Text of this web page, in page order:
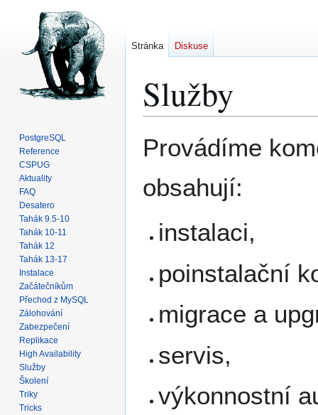
Služby
na
na
Provádíme
obsahují:
instalaci,
poinstalační
migrace a
servis,
výkonnostní
Stránka Diskuse
PostgreSQL
Reference
CSPUG
Aktuality
FAQ
Desatero
Tahák 9.5-10
Tahák 10-11
Tahák 12
Tahák 13-17
Instalace
Začátečníkům
Přechod z MySQL
Zálohování
Zabezpečení
Replikace
High Availability
Služby
Školení
Triky
Tricks